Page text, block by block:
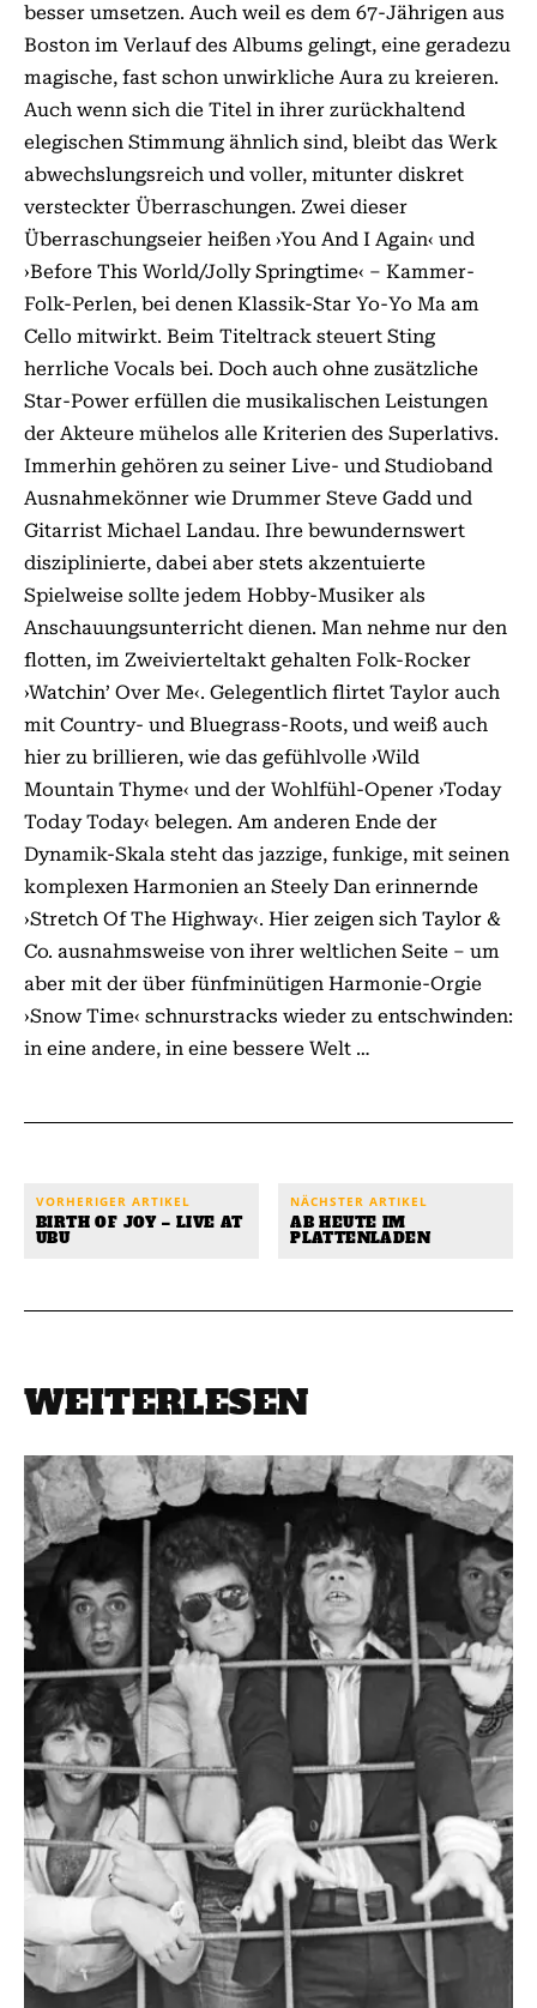
besser umsetzen. Auch weil es dem 67-Jährigen aus
Boston im Verlauf des Albums gelingt, eine geradezu
magische, fast schon unwirkliche Aura zu kreieren.
Auch wenn sich die Titel in ihrer zurückhaltend
elegischen Stimmung ähnlich sind, bleibt das Werk
abwechslungsreich und voller, mitunter diskret
versteckter Überraschungen. Zwei dieser
Überraschungseier heißen ›You And I Again‹ und
›Before This World/Jolly Springtime‹ – Kammer-
Folk-Perlen, bei denen Klassik-Star Yo-Yo Ma am
Cello mitwirkt. Beim Titeltrack steuert Sting
herrliche Vocals bei. Doch auch ohne zusätzliche
Star-Power erfüllen die musikalischen Leistungen
der Akteure mühelos alle Kriterien des Superlativs.
Immerhin gehören zu seiner Live- und Studioband
Ausnahmekönner wie Drummer Steve Gadd und
Gitarrist Michael Landau. Ihre bewundernswert
disziplinierte, dabei aber stets akzentuierte
Spielweise sollte jedem Hobby-Musiker als
Anschauungsunterricht dienen. Man nehme nur den
flotten, im Zweivierteltakt gehalten Folk-Rocker
›Watchin’ Over Me‹. Gelegentlich flirtet Taylor auch
mit Country- und Bluegrass-Roots, und weiß auch
hier zu brillieren, wie das gefühlvolle ›Wild
Mountain Thyme‹ und der Wohlfühl-Opener ›Today
Today Today‹ belegen. Am anderen Ende der
Dynamik-Skala steht das jazzige, funkige, mit seinen
komplexen Harmonien an Steely Dan erinnernde
›Stretch Of The Highway‹. Hier zeigen sich Taylor &
Co. ausnahmsweise von ihrer weltlichen Seite – um
aber mit der über fünfminütigen Harmonie-Orgie
›Snow Time‹ schnurstracks wieder zu entschwinden:
in eine andere, in eine bessere Welt …
VORHERIGER ARTIKEL
BIRTH OF JOY – LIVE AT
UBU
NÄCHSTER ARTIKEL
AB HEUTE IM
PLATTENLADEN
WEITERLESEN